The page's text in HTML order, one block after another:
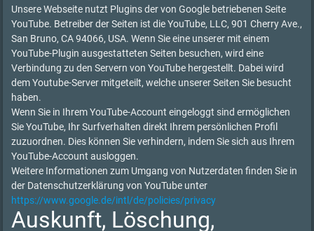
Unsere Webseite nutzt Plugins der von Google betriebenen Seite
YouTube. Betreiber der Seiten ist die YouTube, LLC, 901 Cherry Ave.,
San Bruno, CA 94066, USA. Wenn Sie eine unserer mit einem
YouTube-Plugin ausgestatteten Seiten besuchen, wird eine
Verbindung zu den Servern von YouTube hergestellt. Dabei wird
dem Youtube-Server mitgeteilt, welche unserer Seiten Sie besucht
haben.
Wenn Sie in Ihrem YouTube-Account eingeloggt sind ermöglichen
Sie YouTube, Ihr Surfverhalten direkt Ihrem persönlichen Profil
zuzuordnen. Dies können Sie verhindern, indem Sie sich aus Ihrem
YouTube-Account ausloggen.
Weitere Informationen zum Umgang von Nutzerdaten finden Sie in
der Datenschutzerklärung von YouTube unter
https://www.google.de/intl/de/policies/privacy
Auskunft, Löschung,